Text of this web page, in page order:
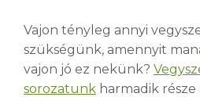
Vajon tényleg annyi
szükségünk, amennyit
vajon jó ez nekünk?
sorozatunk harmadik